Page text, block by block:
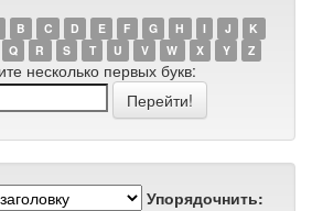
B C D E F G H I J
K
Q R S T U V W X Y Z
несколько первых букв:
Упорядочнить: